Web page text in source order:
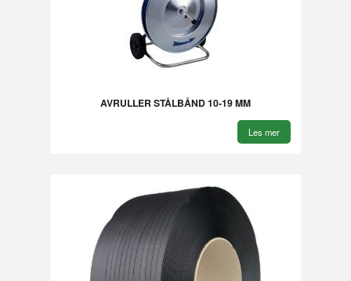
AVRULLER STÅLBÅND 10-19 MM
Les mer